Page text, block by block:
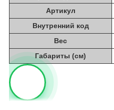
Артикул
Внутренний код
Вес
Габариты (см)